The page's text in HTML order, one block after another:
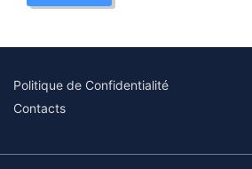
Politique de Confidentialité
Contacts